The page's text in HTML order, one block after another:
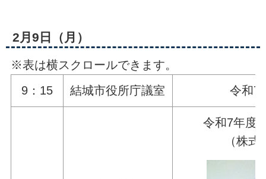
2月9日（月）
※表は横スクロールできます。
9：15
結城市役所庁議室 令和7
令和7年度
（株